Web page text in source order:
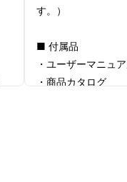
す。）
■ 付属品
・ユーザーマニュ
・商品カタログ